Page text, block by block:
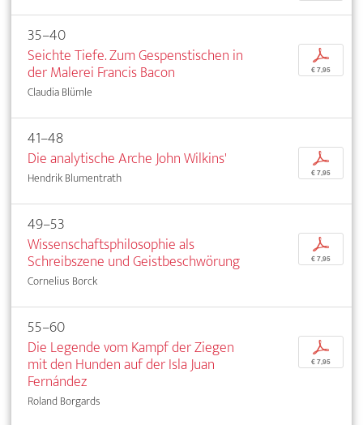
35–40
Seichte Tiefe. Zum Gespenstischen in
der Malerei Francis Bacon
Claudia Blümle
p
€ 7,95
41–48
Die analytische Arche John Wilkins'
Hendrik Blumentrath
p
€ 7,95
49–53
Wissenschaftsphilosophie als
Schreibszene und Geistbeschwörung
Cornelius Borck
p
€ 7,95
55–60
Die Legende vom Kampf der Ziegen
mit den Hunden auf der Isla Juan
Fernández
Roland Borgards
p
€ 7,95